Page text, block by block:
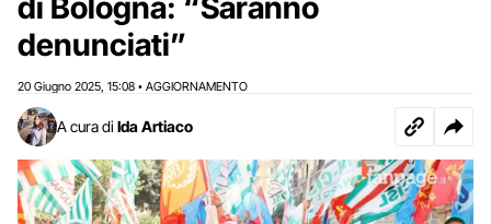
di Bologna: “Saranno
denunciati”
20 Giugno 2025 15:08 • AGGIORNAMENTO
A cura di Ida Artiaco